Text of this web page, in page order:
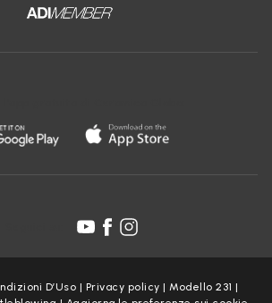
D’Uso | Privacy policy |Modello 231 |